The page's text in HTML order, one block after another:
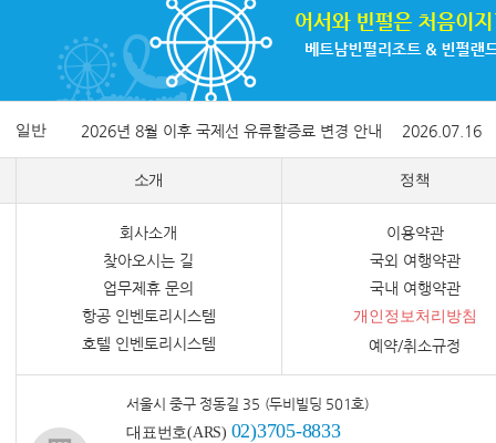
일반 2026년 8월 이후 국제선 유류할증료 변경 안내 2026.07.16
소개
회사소개
찾아오시는 길
업무제휴 문의
항공 인벤토리시스템
호텔 인벤토리시스템
정책
이용약관
국외 여행약관
국내 여행약관
개인정보처리방침
예약/취소규정
서울시 중구 정동길 35 (두비빌딩 501호)
대표번호(ARS) 02)3705-8833